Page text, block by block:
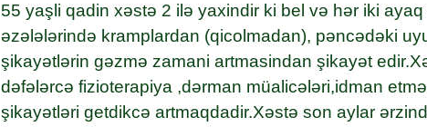
55 yaşli qadin xəstə 2 ilə yaxindir ki bel və hər iki
əzələlərində kramplardan (qicolmadan), pəncədəki
şikayətlərin gəzmə zamani artmasindan şikayət
dəfələrcə fizioterapiya ,dərman müalicələri,idman
şikayətləri getdikcə artmaqdadir.Xəstə son aylar